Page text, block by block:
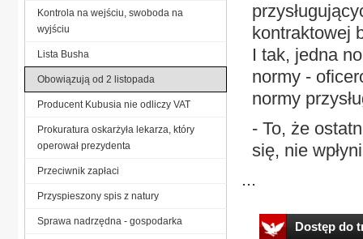
kontraktowej
I tak, jedna
normy -
normy
- To, że
się, nie
...
Dostęp do
Kontrola na wejściu, swoboda na
wyjściu
Lista Busha
Obowiązują od 2 listopada
Producent Kubusia nie odliczy VAT
Prokuratura oskarżyła lekarza, który
operował prezydenta
Przeciwnik zapłaci
Przyspieszony spis z natury
Sprawa nadrzędna - gospodarka